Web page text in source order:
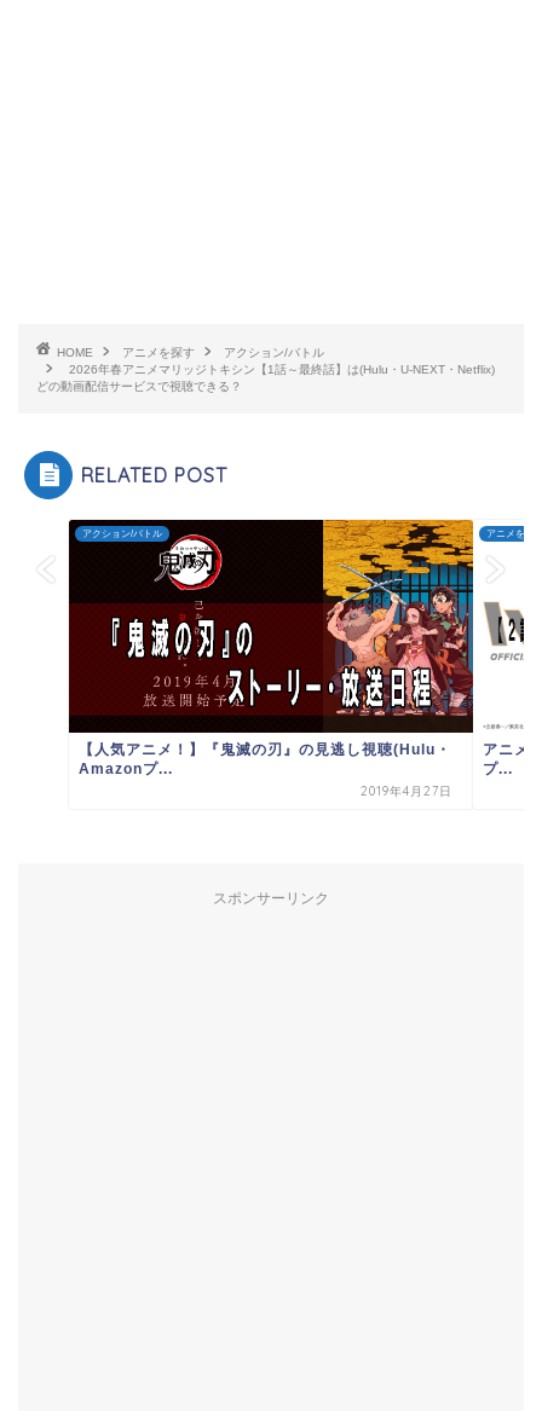
HOME アニメを探す
アクション/バトル
2026年春アニメマリッジトキシン【1話～最終話】は(Hulu・U-NEXT・Netflix)
どの動画配信サービスで視聴できる？
RELATED POST
アクション/バトル
【人気アニメ！】『鬼滅の刃』の見逃し視聴(Hulu・
Amazonプ...
2019年4月27日
アニメを探
アニメ
プ...
スポンサーリンク